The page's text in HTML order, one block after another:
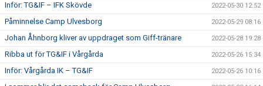
Inför: TG&IF – IFK Skövde 2022-05-30 12:52
Påminnelse Camp Ulvesborg 2022-05-29 08:16
Johan Åhnborg kliver av uppdraget som Giff-tränare 2022-05-28 19:28
Ribba ut för TG&IF i Vårgårda 2022-05-26 15:34
Inför: Vårgårda IK – TG&IF 2022-05-26 10:16